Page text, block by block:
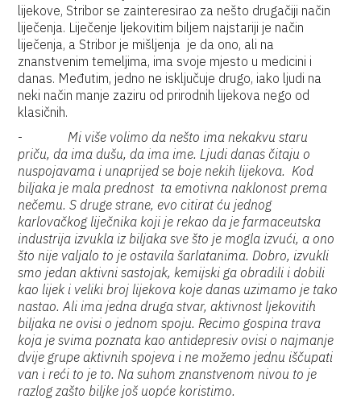
lijekove, Stribor se zainteresirao za nešto drugačiji način
liječenja. Liječenje ljekovitim biljem najstariji je način
liječenja, a Stribor je mišljenja je da ono, ali na
znanstvenim temeljima, ima svoje mjesto u medicini i
danas. Međutim, jedno ne isključuje drugo, iako ljudi na
neki način manje zaziru od prirodnih lijekova nego od
klasičnih.
-Mi više volimo da nešto ima nekakvu staru
priču, da ima dušu, da ima ime. Ljudi danas čitaju o
nuspojavama i unaprijed se boje nekih lijekova. Kod
biljaka je mala prednost ta emotivna naklonost prema
nečemu. S druge strane, evo citirat ću jednog
karlovačkog liječnika koji je rekao da je farmaceutska
industrija izvukla iz biljaka sve što je mogla izvući, a ono
što nije valjalo to je ostavila šarlatanima. Dobro, izvukli
smo jedan aktivni sastojak, kemijski ga obradili i dobili
kao lijek i veliki broj lijekova koje danas uzimamo je tako
nastao. Ali ima jedna druga stvar, aktivnost ljekovitih
biljaka ne ovisi o jednom spoju. Recimo gospina trava
koja je svima poznata kao antidepresiv ovisi o najmanje
dvije grupe aktivnih spojeva i ne možemo jednu iščupati
van i reći to je to. Na suhom znanstvenom nivou to je
razlog zašto biljke još uopće koristimo.